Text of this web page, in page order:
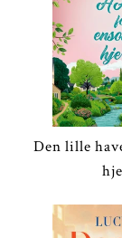
Den lille